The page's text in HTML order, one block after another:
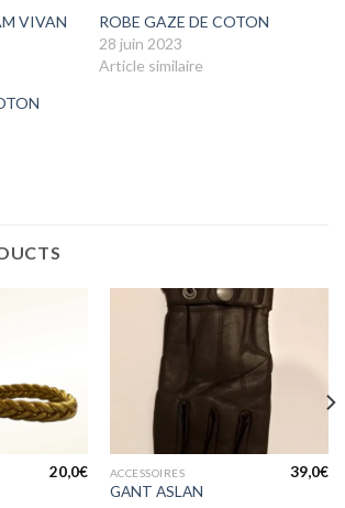
VIVAN
ROBE GAZE DE COTON
28 juin 2023
Article similaire
20,0€ ACCESSOIRES
GANT ASLAN
39,0€